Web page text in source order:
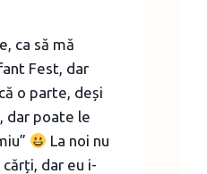
ca să mă
Fest, dar
o parte, deși
dar poate le
La noi nu
dar eu i-